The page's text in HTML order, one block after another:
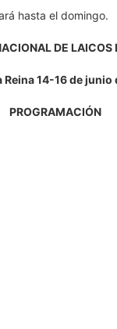
hasta el domingo.
DE LAICOS
Reina 14-16 de junio
PROGRAMACIÓN